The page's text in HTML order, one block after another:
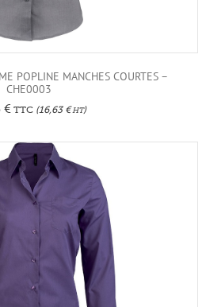
POPLINE MANCHES COURTES –
CHE0003
€ TTC (16,63 €HT)